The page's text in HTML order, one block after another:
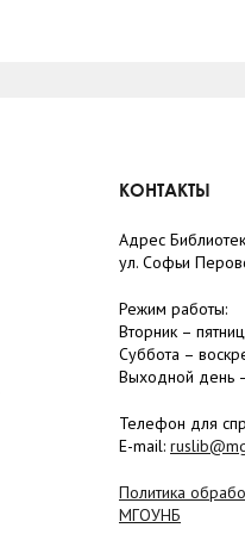
КОНТАКТЫ
Адрес
ул. Софьи
Режим работы:
Вторник –
Суббота – в
Выходной день
Телефон для
E-mail:
Политика
МГОУНБ